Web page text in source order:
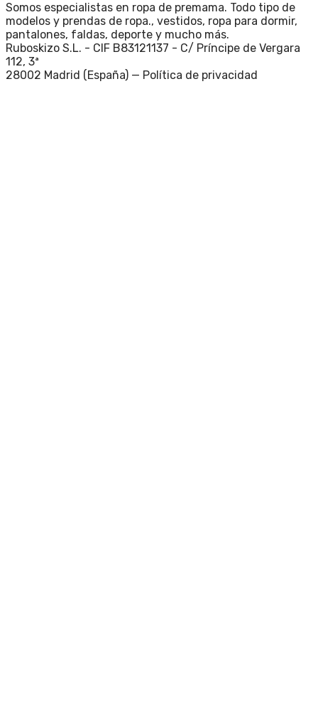
Somos especialistas en ropa de premama. Todo tipo de
modelos y prendas de ropa., vestidos, ropa para dormir,
pantalones, faldas, deporte y mucho más.
Ruboskizo S.L. - CIF B83121137 - C/ Príncipe de Vergara
112, 3ª
28002 Madrid (España) — Política de privacidad